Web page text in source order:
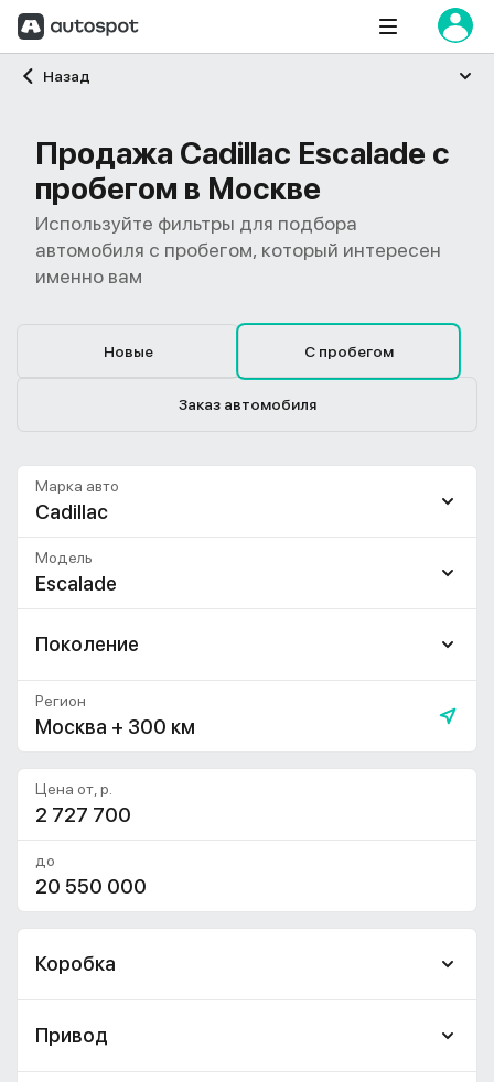
Назад
Главная
Продажа Cadillac Escalade с
пробегом в Москве
Используйте фильтры для подбора
автомобиля с пробегом, который интересен
именно вам
Новые С пробегом
Заказ автомобиля
Cadillac
Марка авто
Escalade
Модель
Поколение
Москва + 300 км
Регион
Цена от, р.
до
Коробка
Привод